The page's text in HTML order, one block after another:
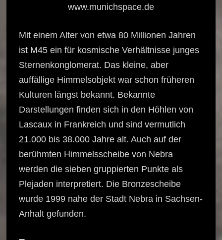
www.munichspace.de
Mit einem Alter von etwa 80 Millionen Jahren
ist M45 ein für kosmische Verhältnisse junges
Sternenkonglomerat. Das kleine, aber
auffällige Himmelsobjekt war schon früheren
Kulturen längst bekannt. Bekannte
Darstellungen finden sich in den Höhlen von
Lascaux in Frankreich und sind vermutlich
21.000 bis 38.000 Jahre alt. Auch auf der
berühmten Himmelsscheibe von Nebra
werden die sieben gruppierten Punkte als
Plejaden interpretiert. Die Bronzescheibe
wurde 1999 nahe der Stadt Nebra in Sachsen-
Anhalt gefunden.